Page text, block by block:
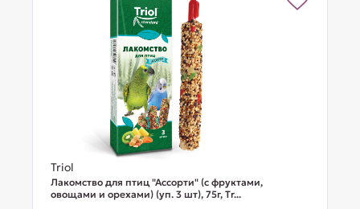
Triol
Лакомство для птиц "Ассорти" (с фруктами,
овощами и орехами) (уп. 3 шт), 75г, Тr...